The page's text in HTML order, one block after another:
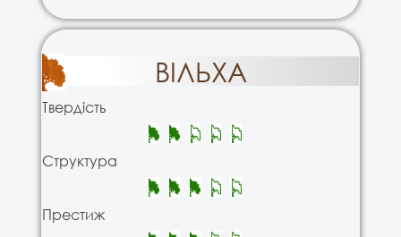
ВІЛЬХА
Твердість
Структура
Престиж